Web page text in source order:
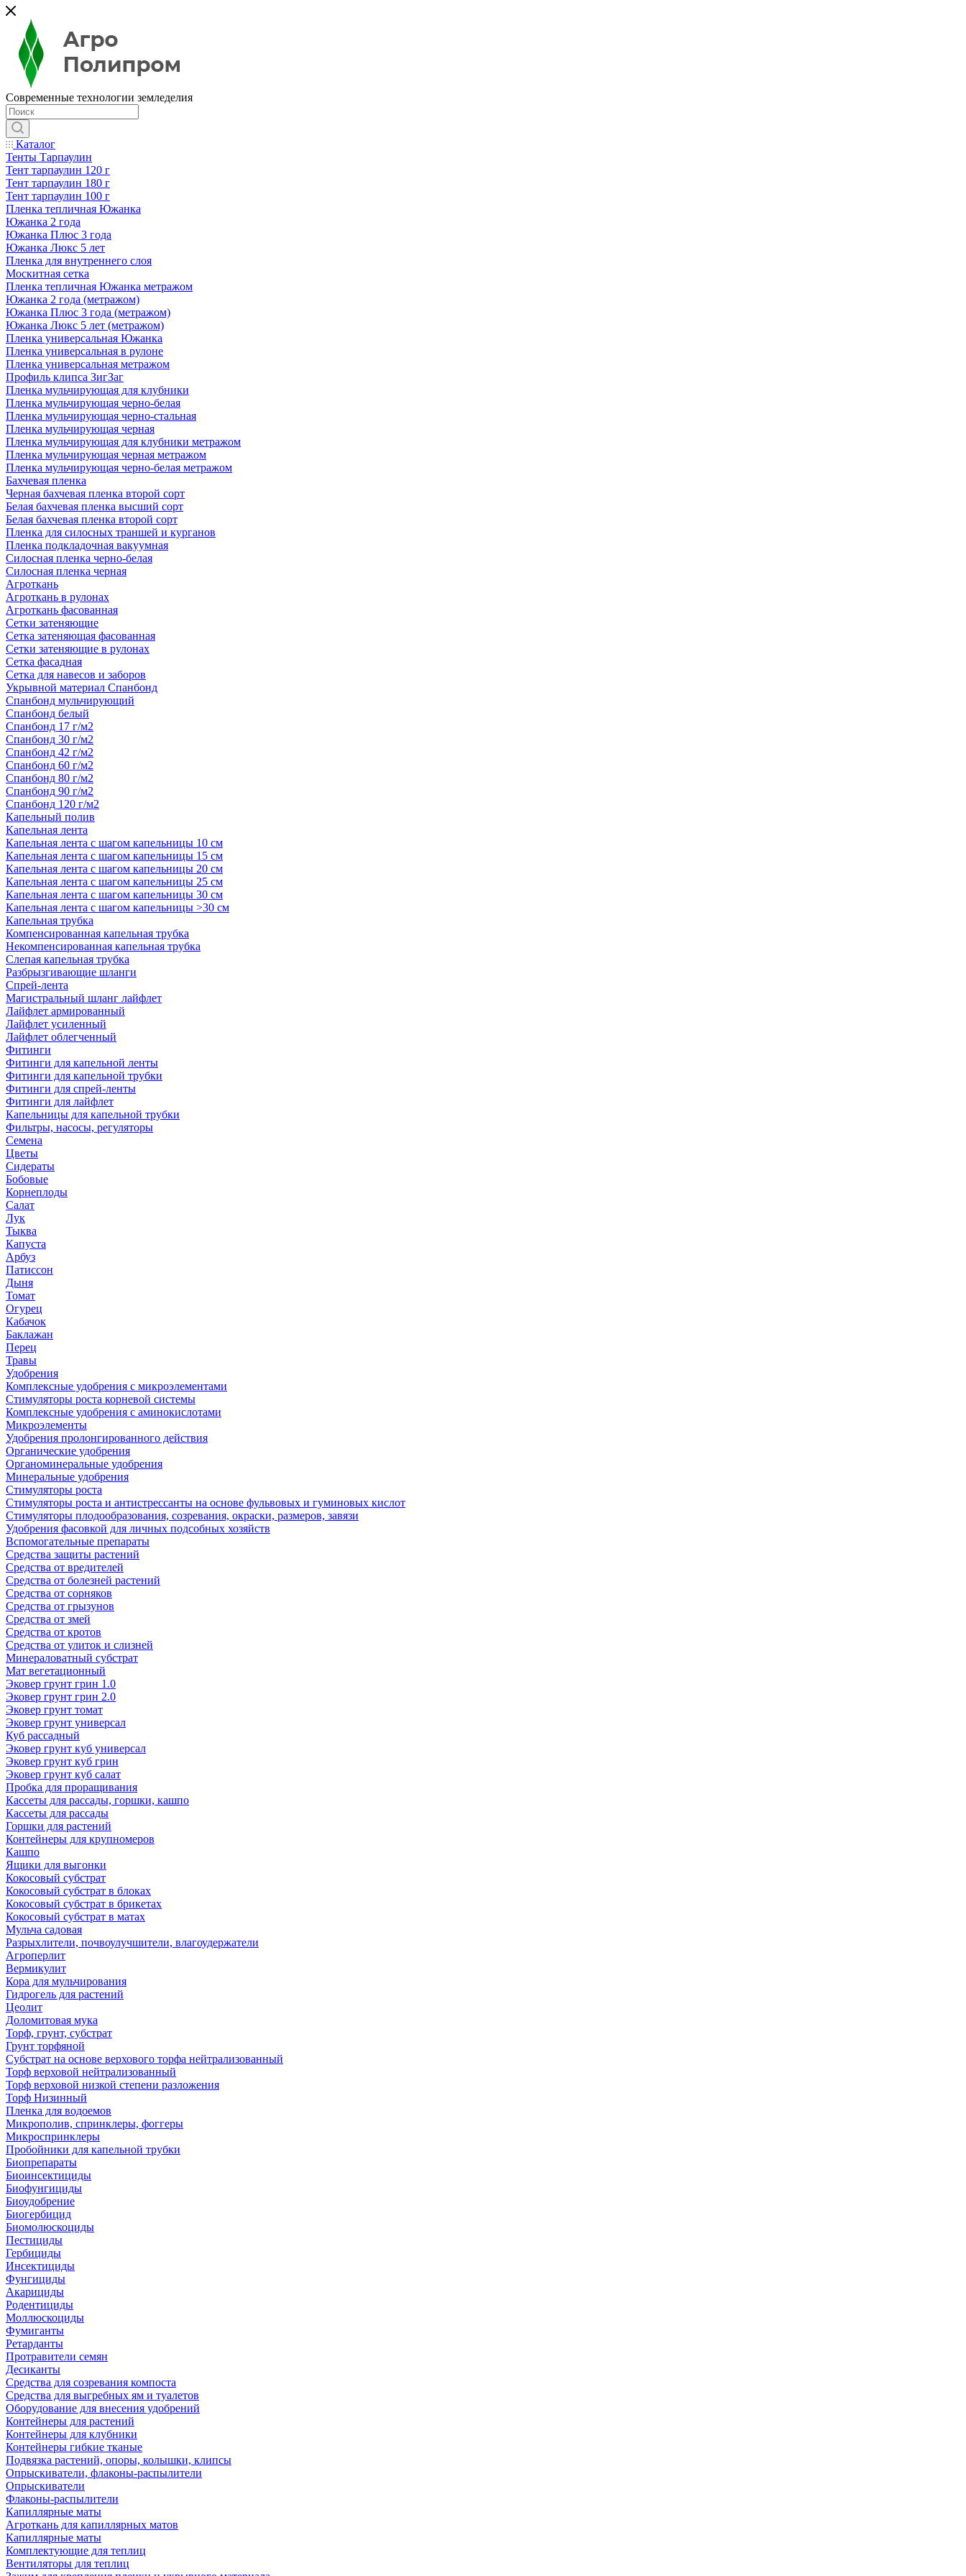
Современные технологии земледелия
Каталог
Тенты Тарпаулин
Тент тарпаулин 120 г
Тент тарпаулин 180 г
Тент тарпаулин 100 г
Пленка тепличная Южанка
Южанка 2 года
Южанка Плюс 3 года
Южанка Люкс 5 лет
Пленка для внутреннего слоя
Москитная сетка
Пленка тепличная Южанка метражом
Южанка 2 года (метражом)
Южанка Плюс 3 года (метражом)
Южанка Люкс 5 лет (метражом)
Пленка универсальная Южанка
Пленка универсальная в рулоне
Пленка универсальная метражом
Профиль клипса ЗигЗаг
Пленка мульчирующая для клубники
Пленка мульчирующая черно-белая
Пленка мульчирующая черно-стальная
Пленка мульчирующая черная
Пленка мульчирующая для клубники метражом
Пленка мульчирующая черная метражом
Пленка мульчирующая черно-белая метражом
Бахчевая пленка
Черная бахчевая пленка второй сорт
Белая бахчевая пленка высший сорт
Белая бахчевая пленка второй сорт
Пленка для силосных траншей и курганов
Пленка подкладочная вакуумная
Силосная пленка черно-белая
Силосная пленка черная
Агроткань
Агроткань в рулонах
Агроткань фасованная
Сетки затеняющие
Сетка затеняющая фасованная
Сетки затеняющие в рулонах
Сетка фасадная
Сетка для навесов и заборов
Укрывной материал Спанбонд
Спанбонд мульчирующий
Спанбонд белый
Спанбонд 17 г/м2
Спанбонд 30 г/м2
Спанбонд 42 г/м2
Спанбонд 60 г/м2
Спанбонд 80 г/м2
Спанбонд 90 г/м2
Спанбонд 120 г/м2
Капельный полив
Капельная лента
Капельная лента с шагом капельницы 10 см
Капельная лента с шагом капельницы 15 см
Капельная лента с шагом капельницы 20 см
Капельная лента с шагом капельницы 25 см
Капельная лента с шагом капельницы 30 см
Капельная лента с шагом капельницы >30 см
Капельная трубка
Компенсированная капельная трубка
Некомпенсированная капельная трубка
Слепая капельная трубка
Разбрызгивающие шланги
Спрей-лента
Магистральный шланг лайфлет
Лайфлет армированный
Лайфлет усиленный
Лайфлет облегченный
Фитинги
Фитинги для капельной ленты
Фитинги для капельной трубки
Фитинги для спрей-ленты
Фитинги для лайфлет
Капельницы для капельной трубки
Фильтры, насосы, регуляторы
Семена
Цветы
Сидераты
Бобовые
Корнеплоды
Салат
Лук
Тыква
Капуста
Арбуз
Патиссон
Дыня
Томат
Огурец
Кабачок
Баклажан
Перец
Травы
Удобрения
Комплексные удобрения с микроэлементами
Стимуляторы роста корневой системы
Комплексные удобрения с аминокислотами
Микроэлементы
Удобрения пролонгированного действия
Органические удобрения
Органоминеральные удобрения
Минеральные удобрения
Стимуляторы роста
Стимуляторы роста и антистрессанты на основе фульвовых и гуминовых кислот
Стимуляторы плодообразования, созревания, окраски, размеров, завязи
Удобрения фасовкой для личных подсобных хозяйств
Вспомогательные препараты
Средства защиты растений
Средства от вредителей
Средства от болезней растений
Средства от сорняков
Средства от грызунов
Средства от змей
Средства от кротов
Средства от улиток и слизней
Минераловатный субстрат
Мат вегетационный
Эковер грунт грин 1.0
Эковер грунт грин 2.0
Эковер грунт томат
Эковер грунт универсал
Куб рассадный
Эковер грунт куб универсал
Эковер грунт куб грин
Эковер грунт куб салат
Пробка для проращивания
Кассеты для рассады, горшки, кашпо
Кассеты для рассады
Горшки для растений
Контейнеры для крупномеров
Кашпо
Ящики для выгонки
Кокосовый субстрат
Кокосовый субстрат в блоках
Кокосовый субстрат в брикетах
Кокосовый субстрат в матах
Мульча садовая
Разрыхлители, почвоулучшители, влагоудержатели
Агроперлит
Вермикулит
Кора для мульчирования
Гидрогель для растений
Цеолит
Доломитовая мука
Торф, грунт, субстрат
Грунт торфяной
Субстрат на основе верхового торфа нейтрализованный
Торф верховой нейтрализованный
Торф верховой низкой степени разложения
Торф Низинный
Пленка для водоемов
Микрополив, спринклеры, фоггеры
Микроспринклеры
Пробойники для капельной трубки
Биопрепараты
Биоинсектициды
Биофунгициды
Биоудобрение
Биогербицид
Биомолюскоциды
Пестициды
Гербициды
Инсектициды
Фунгициды
Акарициды
Родентициды
Моллюскоциды
Фумиганты
Ретарданты
Протравители семян
Десиканты
Средства для созревания компоста
Средства для выгребных ям и туалетов
Оборудование для внесения удобрений
Контейнеры для растений
Контейнеры для клубники
Контейнеры гибкие тканые
Подвязка растений, опоры, колышки, клипсы
Опрыскиватели, флаконы-распылители
Опрыскиватели
Флаконы-распылители
Капиллярные маты
Агроткань для капиллярных матов
Капиллярные маты
Комплектующие для теплиц
Вентиляторы для теплиц